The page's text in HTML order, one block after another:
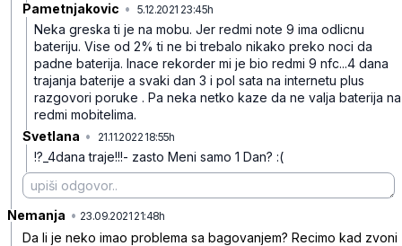
Pametnjakovic • 5.12.2021 23:45h
Neka greska ti je na mobu. Jer redmi note 9 ima odlicnu
bateriju. Vise od 2% ti ne bi trebalo nikako preko noci da
padne baterija. Inace rekorder mi je bio redmi 9 nfc...4 dana
trajanja baterije a svaki dan 3 i pol sata na internetu plus
razgovori poruke . Pa neka netko kaze da ne valja baterija na
redmi mobitelima.
Svetlana • 21.11.2022 18:55h
!?_4dana traje!!!- zasto Meni samo 1 Dan? :(
Nemanja • 23.09.2021 21:48h
Da li je neko imao problema sa bagovanjem? Recimo kad zvoni